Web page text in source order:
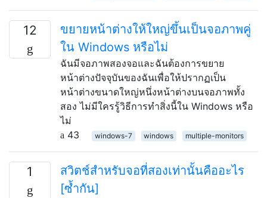
12
ขยายหน้าต่างให้ใหญ่ขึ้นเป็นจอภาพคู่
ใน Windows หรือไม่
ฉันมีจอภาพสองจอและฉันต้องการขยาย
หน้าต่างปัจจุบันของฉันเพื่อให้ปรากฏเป็น
หน้าต่างขนาดใหญ่หนึ่งหน้าต่างบนจอภาพทั้ง
สอง ไม่มีใครรู้วิธีการทำสิ่งนี้ใน Windows หรือ
ไม่
43
windows-7 windows multiple-monitors
1
สวิตช์สำหรับจอที่สองเท่านั้นคืออะไร
[ซ้ำกัน]